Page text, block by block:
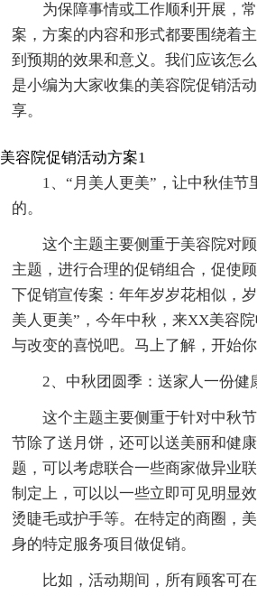
为保障事情或工作顺利开展，
案，方案的内容和形式都要围绕着
到预期的效果和意义。我们应该怎
是小编为大家收集的美容院促销活
享。
美容院促销活动方案1
1、“月美人更美”，让中秋佳节
的。
这个主题主要侧重于美容院对
主题，进行合理的促销组合，促使
下促销宣传案：年年岁岁花相似，
美人更美”，今年中秋，来XX美容
与改变的喜悦吧。马上了解，开始
2、中秋团圆季：送家人一份健
这个主题主要侧重于针对中秋
节除了送月饼，还可以送美丽和健
题，可以考虑联合一些商家做异业
制定上，可以以一些立即可见明显
烫睫毛或护手等。在特定的商圈，
身的特定服务项目做促销。
比如，活动期间，所有顾客可